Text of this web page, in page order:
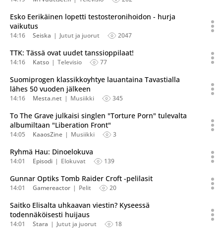
Esko Eerikäinen lopetti testosteronihoidon - hurja
vaikutus
14:16 Seiska Jutut ja juorut 2047
TTK: Tässä ovat uudet tanssioppilaat!
14:16 Katso Televisio 77
Suomiprogen klassikkoyhtye lauantaina Tavastialla
lähes 50 vuoden jälkeen
14:16 Mesta.net Musiikki 345
To The Grave julkaisi singlen "Torture Porn" tulevalta
albumiltaan "Liberation Front"
14:05 KaaosZine Musiikki 3
Ryhmä Hau: Dinoelokuva
14:01 Episodi Elokuvat 139
Gunnar Optiks Tomb Raider Croft -pelilasit
14:01 Gamereactor Pelit 20
Saitko Elisalta uhkaavan viestin? Kyseessä
todennäköisesti huijaus
14:01 Stara Jutut ja juorut 18